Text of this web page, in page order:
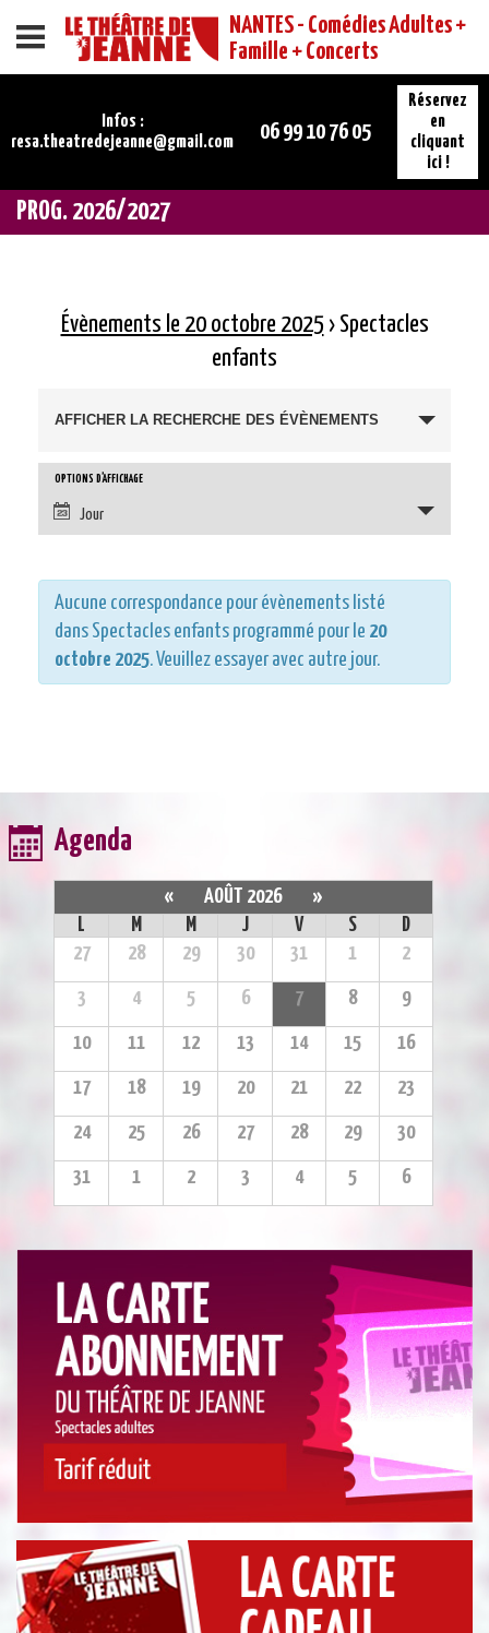
Menu
NANTES - Comédies Adultes +
Famille + Concerts
Infos :
resa.theatredejeanne@gmail.com
06 99 10 76 05
Réservez
en
cliquant
ici !
PROG. 2026/2027
Évènements le 20 octobre 2025 › Spectacles
enfants
AFFICHER LA RECHERCHE DES ÉVÈNEMENTS
OPTIONS D’AFFICHAGE
Jour
Aucune correspondance pour évènements listé
dans Spectacles enfants programmé pour le 20
octobre 2025. Veuillez essayer avec autre jour.
Agenda
« AOÛT 2026
»
L
M M J V S
D
27
28 29 30 31 1 2
3 4 5 6 7 8 9
10 11 12 13 14 15 16
17 18 19 20 21 22 23
24 25 26 27 28 29 30
31 1 2 3 4 5 6